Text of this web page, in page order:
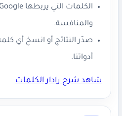
والمنافسة.
صدّر النتائج أو انسخ أي
أدواتنا.
شاهد شرح رادار الكلمات